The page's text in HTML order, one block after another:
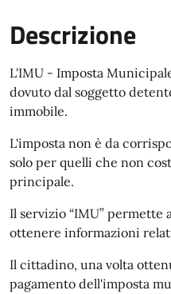
Descrizione
L'IMU - Imposta
dovuto dal soggetto
immobile.
L'imposta non è da
solo per quelli che non
principale.
Il servizio “IMU” permette
ottenere informazioni
Il cittadino, una volta
pagamento dell'imposta